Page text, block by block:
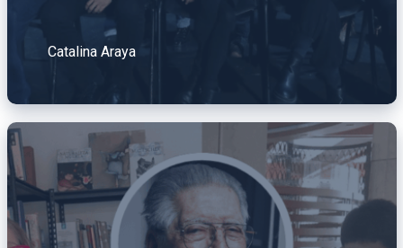
Catalina Araya